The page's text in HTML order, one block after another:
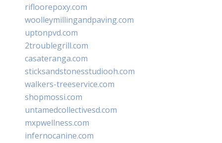
rifloorepoxy.com
woolleymillingandpaving.com
uptonpvd.com
2troublegrill.com
casateranga.com
sticksandstonesstudiooh.com
walkers-treeservice.com
shopmossi.com
untamedcollectivesd.com
mxpwellness.com
infernocanine.com